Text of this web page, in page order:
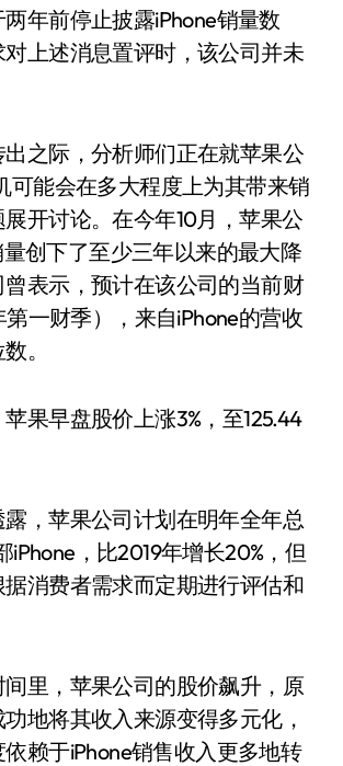
年前停止披露iPhone销量数
上述消息置评时，该公司并未
之际，分析师们正在就苹果公
可能会在多大程度上为其带来销
开讨论。在今年10月，苹果公
创下了至少三年以来的最大降
表示，预计在该公司的当前财
第一财季），来自iPhone的营收
。
果早盘股价上涨3%，至125.44
，苹果公司计划在明年全年总
iPhone，比2019年增长20%，但
消费者需求而定期进行评估和
里，苹果公司的股价飙升，原
地将其收入来源变得多元化，
赖于iPhone销售收入更多地转